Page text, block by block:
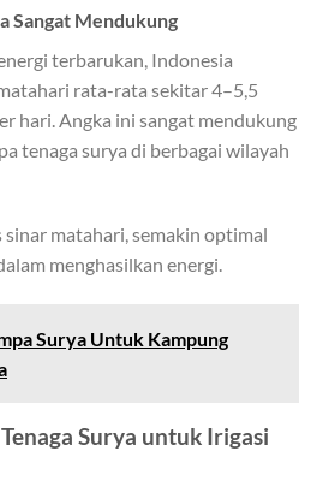
Sangat Mendukung
terbarukan, Indonesia
rata-rata sekitar 4–5,5
hari. Angka ini sangat mendukung
tenaga surya di berbagai wilayah
matahari, semakin optimal
menghasilkan energi.
Surya Untuk Kampung
Surya untuk Irigasi